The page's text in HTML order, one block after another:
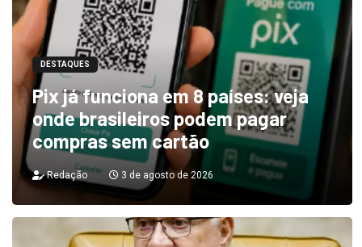
DESTAQUES
Pix já funciona em 8 países: veja
onde brasileiros podem pagar
compras sem cartão
Redação 3 de agosto de 2026